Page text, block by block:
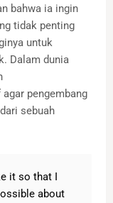
bahwa ia ingin
tidak penting
untuk
Dalam dunia
pengembang
sebuah
it so that I
about